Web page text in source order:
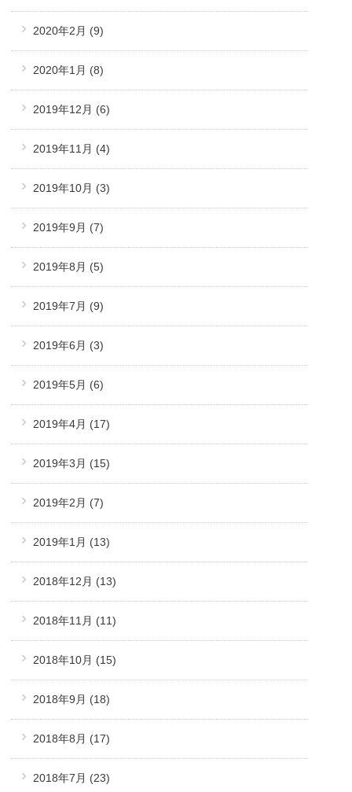
2020年2月 (9)
2020年1月 (8)
2019年12月 (6)
2019年11月 (4)
2019年10月 (3)
2019年9月 (7)
2019年8月 (5)
2019年7月 (9)
2019年6月 (3)
2019年5月 (6)
2019年4月 (17)
2019年3月 (15)
2019年2月 (7)
2019年1月 (13)
2018年12月 (13)
2018年11月 (11)
2018年10月 (15)
2018年9月 (18)
2018年8月 (17)
2018年7月 (23)